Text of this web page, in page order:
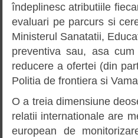
îndeplinesc atributiile
evaluari pe parcurs si
Ministerul Sanatatii,
preventiva sau, asa
reducere a ofertei (din
Politia de frontiera si
O a treia dimensiune
relatii internationale are
european de